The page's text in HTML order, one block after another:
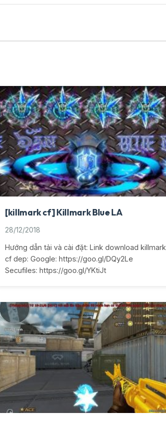
[killmark cf] Killmark Blue LA
28/12/2018
Hướng dẫn tải và cài đặt: Link download killmark
cf dep: Google: https://goo.gl/DQy2Le
Secufiles: https://goo.gl/YKtiJt